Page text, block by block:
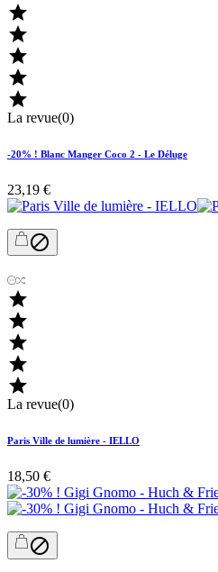





La revue(0)
-20% ! Blanc Manger Coco 2 - Le Déluge
23,19 €






La revue(0)
Paris Ville de lumière - IELLO
18,50 €
